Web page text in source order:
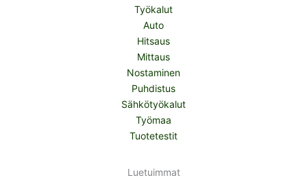
Työkalut
Auto
Hitsaus
Mittaus
Nostaminen
Puhdistus
Sähkötyökalut
Työmaa
Tuotetestit
Luetuimmat